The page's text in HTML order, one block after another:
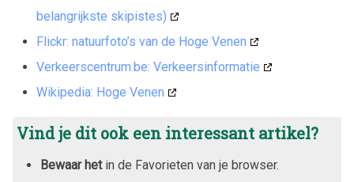
belangrijkste skipistes)
Flickr: natuurfoto’s van de Hoge Venen
Verkeerscentrum.be: Verkeersinformatie
Wikipedia: Hoge Venen
Vind je dit ook een interessant artikel?
Bewaar hetin de Favorieten van je browser.